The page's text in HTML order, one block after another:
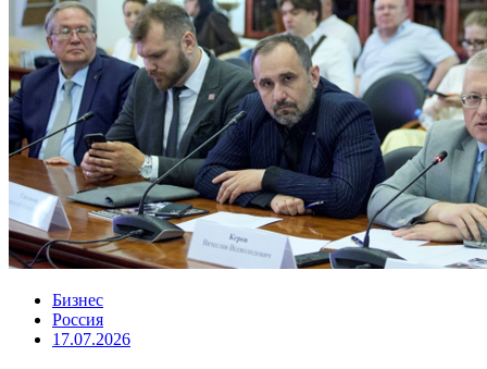
Бизнес
Россия
17.07.2026